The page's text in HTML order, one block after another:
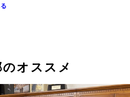
オススメ